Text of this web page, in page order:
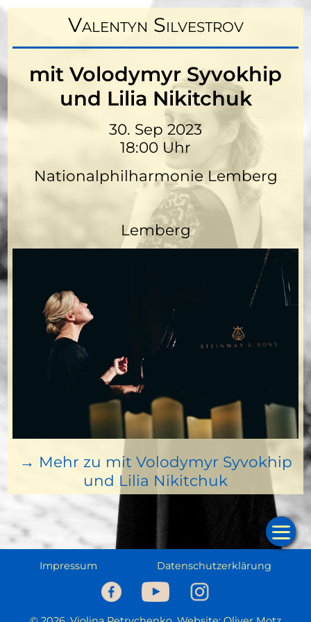
Valentyn Silvestrov
mit Volodymyr Syvokhip
und Lilia Nikitchuk
30. Sep 2023
18:00 Uhr
Nationalphilharmonie Lemberg
Lemberg
→ Mehr zu mit Volodymyr Syvokhip
und Lilia Nikitchuk
Impressum Datenschutzerklärung